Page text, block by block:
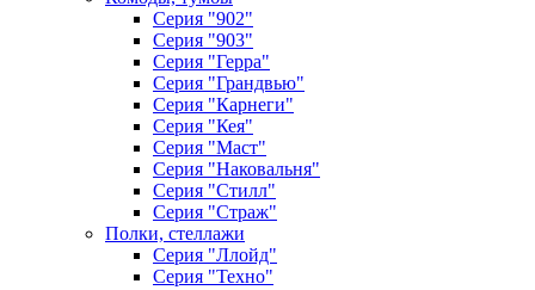
Серия "902"
Серия "903"
Серия "Герра"
Серия "Грандвью"
Серия "Карнеги"
Серия "Кея"
Серия "Маст"
Серия "Наковальня"
Серия "Стилл"
Серия "Страж"
Полки, стеллажи
Серия "Ллойд"
Серия "Техно"